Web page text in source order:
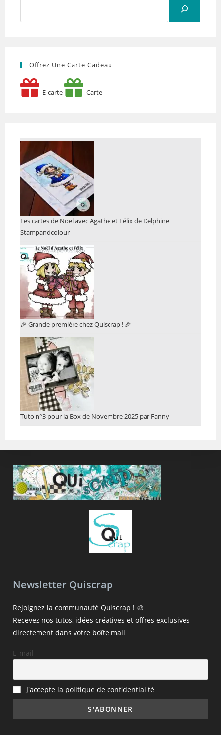
Offrez Une Carte Cadeau
E-carte Carte
Les cartes de Noël avec Agathe et Félix de Delphine
Stampandcolour
🎉 Grande première chez Quiscrap ! 🎉
Tuto n°3 pour la Box de Novembre 2025 par Fanny
Newsletter Quiscrap
Rejoignez la communauté Quiscrap ! 🎨
Recevez nos tutos, idées créatives et offres exclusives
directement dans votre boîte mail
E-mail
J'accepte la politique de confidentialité